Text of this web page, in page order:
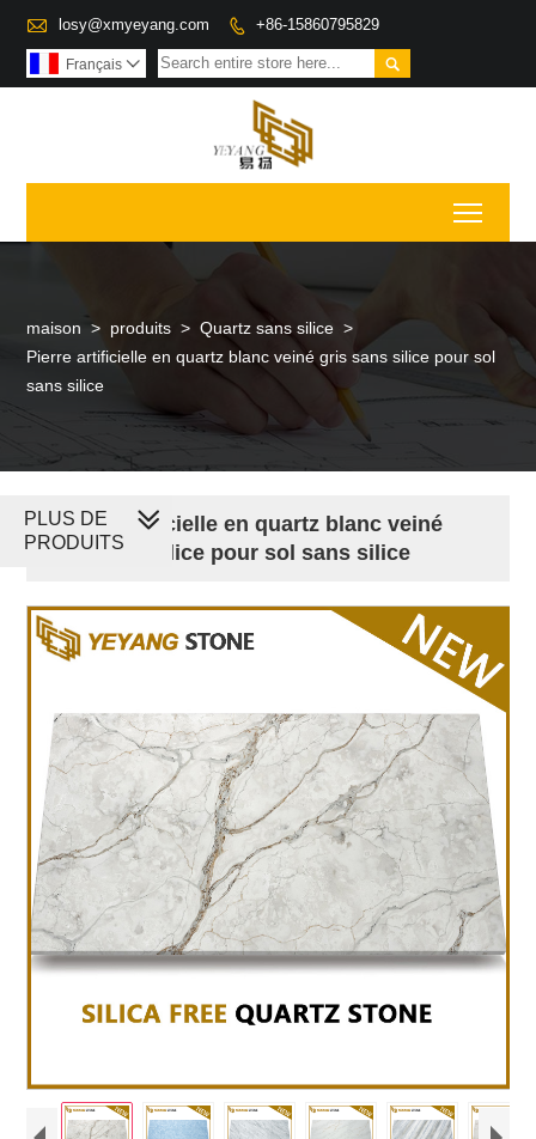
 losy@xmyeyang.com  +86-15860795829

Français 
maison > produits > Quartz sans silice >
Pierre artificielle en quartz blanc veiné gris sans silice pour sol
sans silice
Pierre artificielle en quartz blanc veiné
gris sans silice pour sol sans silice
PLUS DE
PRODUITS